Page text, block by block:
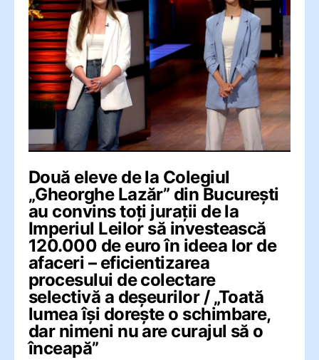
Două eleve de la Colegiul
„Gheorghe Lazăr” din București
au convins toți jurații de la
Imperiul Leilor să investească
120.000 de euro în ideea lor de
afaceri – eficientizarea
procesului de colectare
selectivă a deșeurilor / „Toată
lumea își dorește o schimbare,
dar nimeni nu are curajul să o
înceapă”